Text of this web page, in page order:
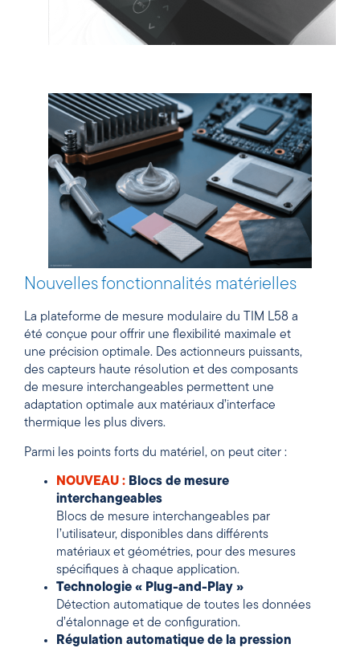
Nouvelles fonctionnalités matérielles
La plateforme de mesure modulaire du TIM L58 a
été conçue pour offrir une flexibilité maximale et
une précision optimale. Des actionneurs puissants,
des capteurs haute résolution et des composants
de mesure interchangeables permettent une
adaptation optimale aux matériaux d’interface
thermique les plus divers.
Parmi les points forts du matériel, on peut citer :
NOUVEAU : Blocs de mesure
interchangeables
Blocs de mesure interchangeables par
l’utilisateur, disponibles dans différents
matériaux et géométries, pour des mesures
spécifiques à chaque application.
Technologie « Plug-and-Play »
Détection automatique de toutes les données
d’étalonnage et de configuration.
Régulation automatique de la pression